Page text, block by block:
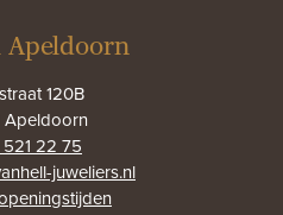
Apeldoorn
120B
Apeldoorn
22 75
juweliers.nl